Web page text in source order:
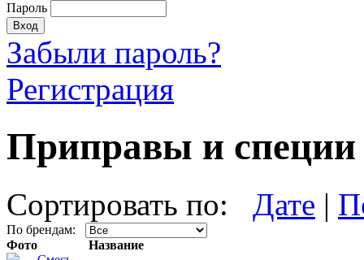
Пароль
Забыли пароль?
Регистрация
Приправы и специи
Сортировать по: Дате |
По брендам:
Фото
Название